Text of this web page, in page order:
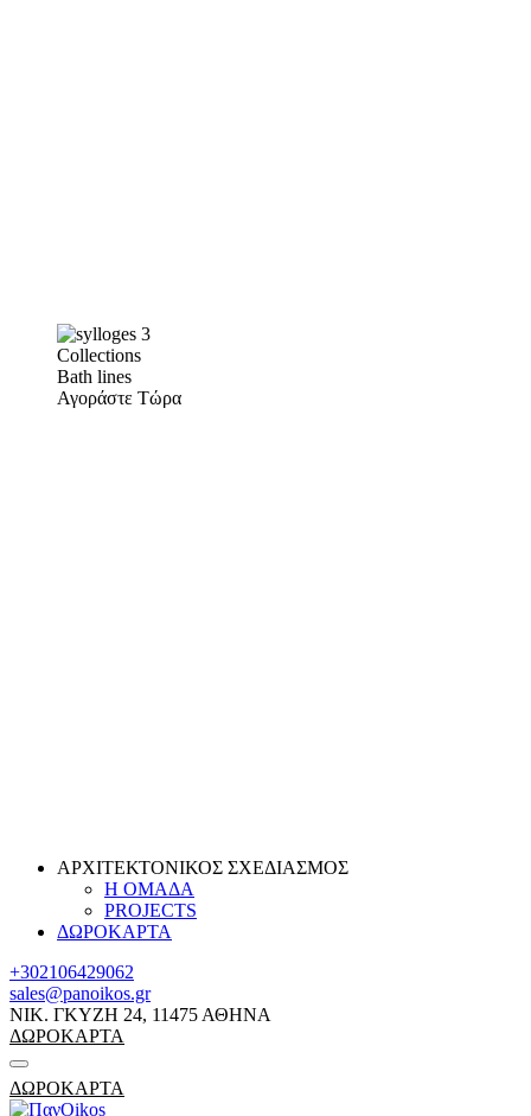
Collections
Bath lines
Αγοράστε Τώρα
ΑΡΧΙΤΕΚΤΟΝΙΚΟΣ ΣΧΕΔΙΑΣΜΟΣ
Η ΟΜΑΔΑ
PROJECTS
ΔΩΡΟΚΑΡΤΑ
+302106429062
sales@panoikos.gr
ΝΙΚ. ΓΚΥΖΗ 24, 11475 ΑΘΗΝΑ
ΔΩΡΟΚΑΡΤΑ
ΔΩΡΟΚΑΡΤΑ